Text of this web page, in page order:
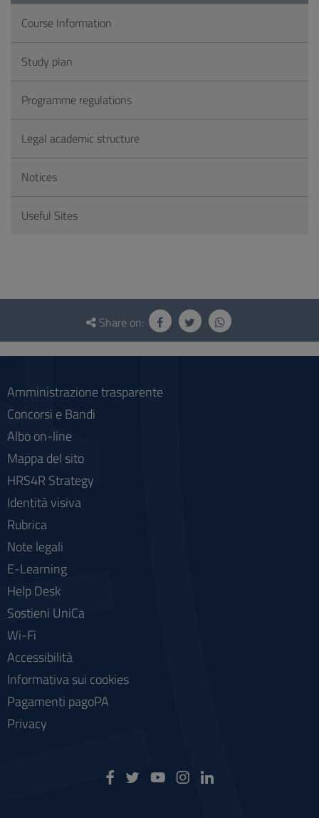
Course Information
Study plan
Programme regulations
Legal academic structure
Notices
Useful Sites
Questionnaire
social
Share on:
Amministrazione trasparente
Concorsi e Bandi
Albo on-line
Mappa del sito
HRS4R Strategy
Identità visiva
Rubrica
Note legali
E-Learning
Help Desk
Sostieni UniCa
Wi-Fi
Accessibilità
Informativa sui cookies
Pagamenti pagoPA
Privacy